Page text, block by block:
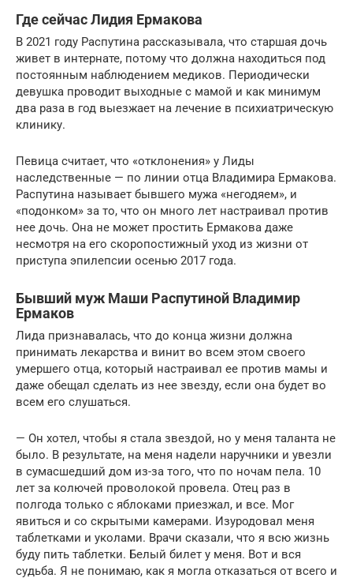
Где сейчас Лидия Ермакова
В 2021 году Распутина рассказывала, что старшая дочь
живет в интернате, потому что должна находиться под
постоянным наблюдением медиков. Периодически
девушка проводит выходные с мамой и как минимум
два раза в год выезжает на лечение в психиатрическую
клинику.
Певица считает, что «отклонения» у Лиды
наследственные — по линии отца Владимира Ермакова.
Распутина называет бывшего мужа «негодяем», и
«подонком» за то, что он много лет настраивал против
нее дочь. Она не может простить Ермакова даже
несмотря на его скоропостижный уход из жизни от
приступа эпилепсии осенью 2017 года.
Бывший муж Маши Распутиной Владимир
Ермаков
Лида признавалась, что до конца жизни должна
принимать лекарства и винит во всем этом своего
умершего отца, который настраивал ее против мамы и
даже обещал сделать из нее звезду, если она будет во
всем его слушаться.
— Он хотел, чтобы я стала звездой, но у меня таланта не
было. В результате, на меня надели наручники и увезли
в сумасшедший дом из-за того, что по ночам пела. 10
лет за колючей проволокой провела. Отец раз в
полгода только с яблоками приезжал, и все. Мог
явиться и со скрытыми камерами. Изуродовал меня
таблетками и уколами. Врачи сказали, что я всю жизнь
буду пить таблетки. Белый билет у меня. Вот и вся
судьба. Я не понимаю, как я могла отказаться от всего и